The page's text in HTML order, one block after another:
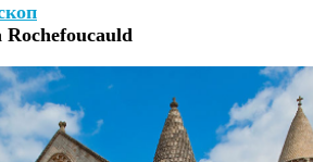
Rochefoucauld